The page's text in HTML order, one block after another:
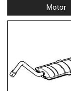
Motor